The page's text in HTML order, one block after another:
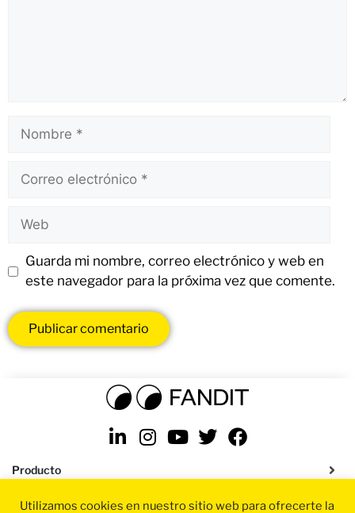
Guarda mi nombre, correo electrónico y web en
este navegador para la próxima vez que comente.
Producto
Soluciones
Utilizamos cookies en nuestro sitio web para ofrecerte la